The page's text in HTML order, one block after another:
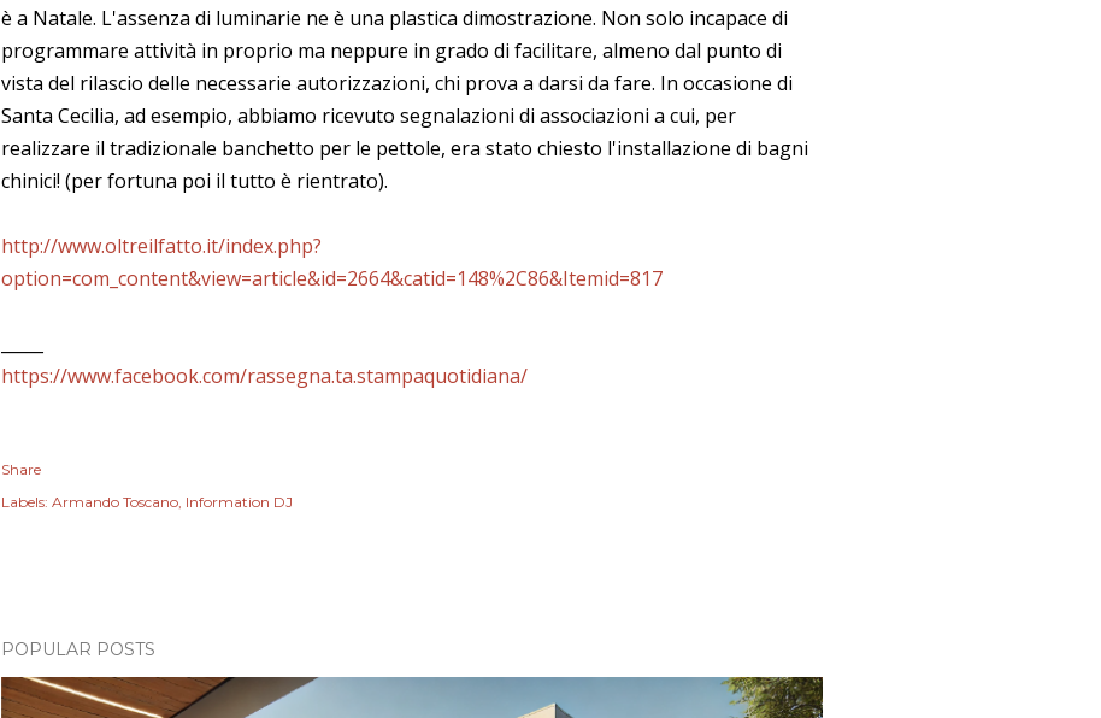
è a Natale. L'assenza di luminarie ne è una plastica dimostrazione. Non solo incapace di
programmare attività in proprio ma neppure in grado di facilitare, almeno dal punto di
vista del rilascio delle necessarie autorizzazioni, chi prova a darsi da fare. In occasione di
Santa Cecilia, ad esempio, abbiamo ricevuto segnalazioni di associazioni a cui, per
realizzare il tradizionale banchetto per le pettole, era stato chiesto l'installazione di bagni
chinici! (per fortuna poi il tutto è rientrato).
http://www.oltreilfatto.it/index.php?
option=com_content&view=article&id=2664&catid=148%2C86&Itemid=817
https://www.facebook.com/rassegna.ta.stampaquotidiana/
Share
Labels: Armando Toscano Information DJ
POPULAR POSTS